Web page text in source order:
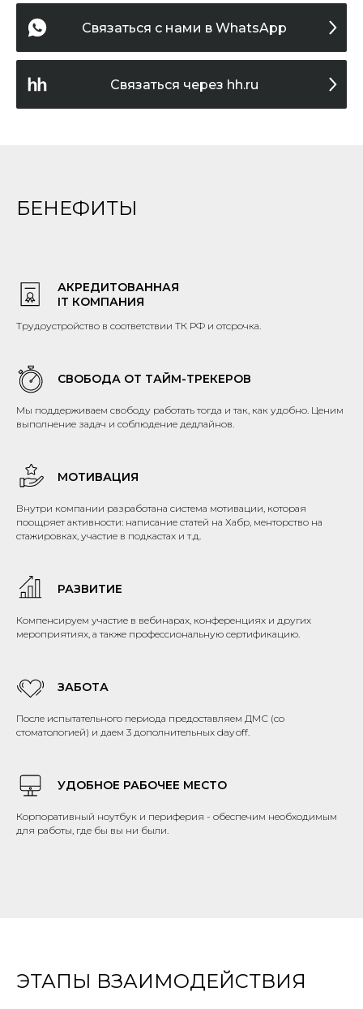
Связаться с нами в WhatsApp
Связаться через hh.ru
БЕНЕФИТЫ
АКРЕДИТОВАННАЯ
IT КОМПАНИЯ
Трудоустройство в соответствии ТК РФ и отсрочка.
СВОБОДА ОТ ТАЙМ-ТРЕКЕРОВ
Мы поддерживаем свободу работать тогда и так, как удобно. Ценим
выполнение задач и соблюдение дедлайнов.
МОТИВАЦИЯ
Внутри компании разработана система мотивации, которая
поощряет активности: написание статей на Хабр, менторство на
стажировках, участие в подкастах и т.д.
РАЗВИТИЕ
Компенсируем участие в вебинарах, конференциях и других
мероприятиях, а также профессиональную сертификацию.
ЗАБОТА
После испытательного периода предоставляем ДМС (со
стоматологией) и даем 3 дополнительных day off.
УДОБНОЕ РАБОЧЕЕ МЕСТО
Корпоративный ноутбук и периферия - обеспечим необходимым
для работы, где бы вы ни были.
ЭТАПЫ ВЗАИМОДЕЙСТВИЯ